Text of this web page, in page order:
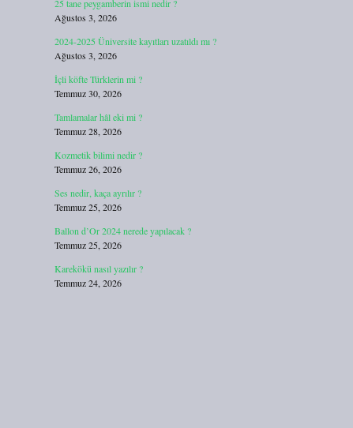
25 tane peygamberin ismi nedir ?
Ağustos 3, 2026
2024-2025 Üniversite kayıtları uzatıldı mı ?
Ağustos 3, 2026
İçli köfte Türklerin mi ?
Temmuz 30, 2026
Tamlamalar hâl eki mi ?
Temmuz 28, 2026
Kozmetik bilimi nedir ?
Temmuz 26, 2026
Ses nedir, kaça ayrılır ?
Temmuz 25, 2026
Ballon d’Or 2024 nerede yapılacak ?
Temmuz 25, 2026
Karekökü nasıl yazılır ?
Temmuz 24, 2026